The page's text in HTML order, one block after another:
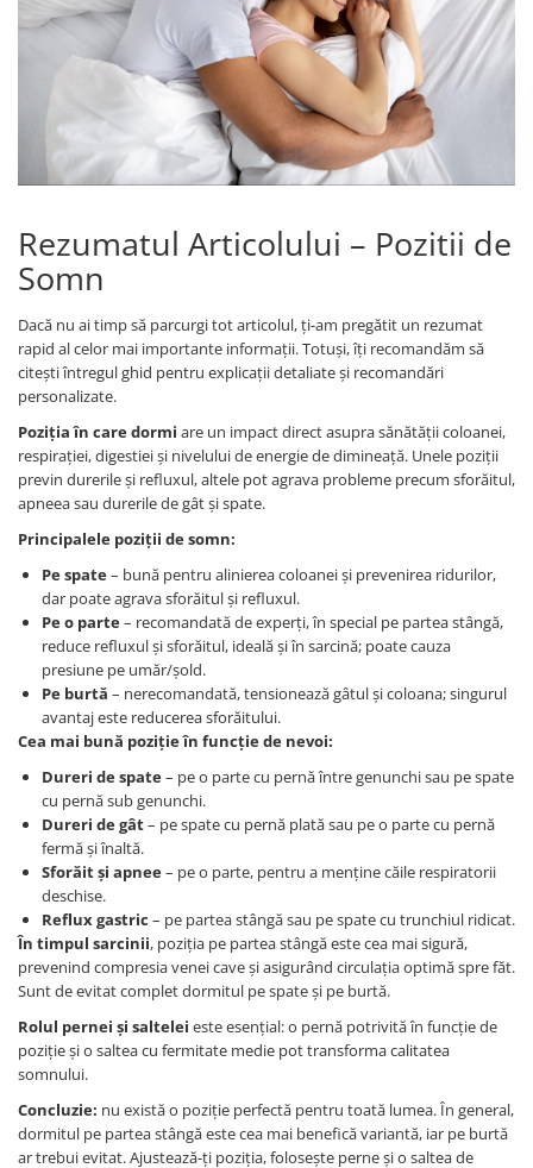
Cearceaf cu elastic
Lenjerii De Pat Creponate
Lenjerii De Pat Bumbac Poplin 2
Persoane
Lenjerii De Pat Bumbac Poplin,
Lenjerii De Pat Bumbac Satinat 2
Persoane
Lenjerii De Pat Volanase
Lenjerii De Pat, Finet Premium 3D,
2 Persoane
Lenjerii De Pat Jacquard
Lenjerii De Pat Catifea
Lenjerii De Pat Cocolino
Set Lenjerie De Pat Blana
Persoane
Piese, Cu Pilota Inclusa
Lenjerii De Pat Premium Collection
Set Lenjerie De Pat, 7 Piese, Cu
Pilota / Cuvertura Inclusa
Set Lenjerie De Pat Jacquard Regal,
11 Piese, Cuvertura Inclusa
Lenjerii Damasc Egiptean King Size
Lenjerii De Pat, Finet Premium, 1
Persoana
Lenjerii De Pat Damasc 1 Persoana
Lenjerii De Pat, Imprimeu 3D, 1
Persoana
Rezumatul Articolului – Pozitii de
Somn
Dacă nu ai timp să parcurgi tot articolul, ți-am pregătit un rezumat
rapid al celor mai importante informații. Totuși, îți recomandăm să
citești întregul ghid pentru explicații detaliate și recomandări
personalizate.
Poziția în care dormi are un impact direct asupra sănătății coloanei,
respirației, digestiei și nivelului de energie de dimineață. Unele poziții
previn durerile și refluxul, altele pot agrava probleme precum sforăitul,
apneea sau durerile de gât și spate.
Principalele poziții de somn:
Pe spate– bună pentru alinierea coloanei și prevenirea ridurilor,
dar poate agrava sforăitul și refluxul.
Pe o parte– recomandată de experți, în special pe partea stângă,
reduce refluxul și sforăitul, ideală și în sarcină; poate cauza
presiune pe umăr/șold.
Pe burtă – nerecomandată, tensionează gâtul și coloana; singurul
avantaj este reducerea sforăitului.
Cea mai bună poziție în funcție de nevoi:
Dureri de spate– pe o parte cu pernă între genunchi sau pe spate
cu pernă sub genunchi.
Dureri de gât– pe spate cu pernă plată sau pe o parte cu pernă
fermă și înaltă.
Sforăit și apnee– pe o parte, pentru a menține căile respiratorii
deschise.
Reflux gastric – pe partea stângă sau pe spate cu trunchiul ridicat.
În timpul sarcinii, poziția pe partea stângă este cea mai sigură,
prevenind compresia venei cave și asigurând circulația optimă spre făt.
Sunt de evitat complet dormitul pe spate și pe burtă.
Rolul pernei și saltelei este esențial: o pernă potrivită în funcție de
poziție și o saltea cu fermitate medie pot transforma calitatea
somnului.
Concluzie: nu există o poziție perfectă pentru toată lumea. În general,
dormitul pe partea stângă este cea mai benefică variantă, iar pe burtă
ar trebui evitat. Ajustează-ți poziția, folosește perne și o saltea de